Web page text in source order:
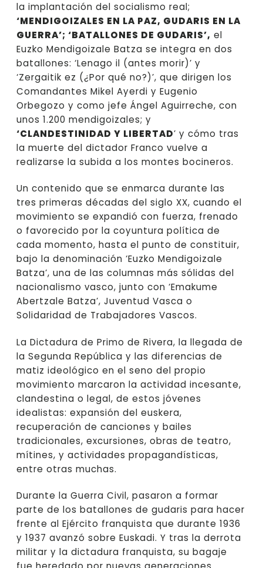
la implantación del socialismo real;
‘MENDIGOIZALES EN LA PAZ, GUDARIS EN LA
GUERRA’; ‘BATALLONES DE GUDARIS’, el
Euzko Mendigoizale Batza se integra en dos
batallones: ‘Lenago il (antes morir)’ y
‘Zergaitik ez (¿Por qué no?)’, que dirigen los
Comandantes Mikel Ayerdi y Eugenio
Orbegozo y como jefe Ángel Aguirreche, con
unos 1.200 mendigoizales; y
‘CLANDESTINIDAD Y LIBERTAD’ y cómo tras
la muerte del dictador Franco vuelve a
realizarse la subida a los montes bocineros.
Un contenido que se enmarca durante las
tres primeras décadas del siglo XX, cuando el
movimiento se expandió con fuerza, frenado
o favorecido por la coyuntura política de
cada momento, hasta el punto de constituir,
bajo la denominación ‘Euzko Mendigoizale
Batza’, una de las columnas más sólidas del
nacionalismo vasco, junto con ‘Emakume
Abertzale Batza’, Juventud Vasca o
Solidaridad de Trabajadores Vascos.
La Dictadura de Primo de Rivera, la llegada de
la Segunda República y las diferencias de
matiz ideológico en el seno del propio
movimiento marcaron la actividad incesante,
clandestina o legal, de estos jóvenes
idealistas: expansión del euskera,
recuperación de canciones y bailes
tradicionales, excursiones, obras de teatro,
mítines, y actividades propagandísticas,
entre otras muchas.
Durante la Guerra Civil, pasaron a formar
parte de los batallones de gudaris para hacer
frente al Ejército franquista que durante 1936
y 1937 avanzó sobre Euskadi. Y tras la derrota
militar y la dictadura franquista, su bagaje